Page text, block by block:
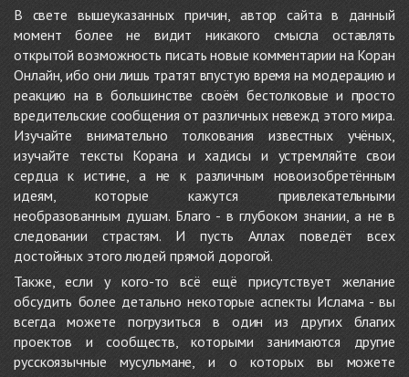
В свете вышеуказанных причин, автор сайта в данный
момент более не видит никакого смысла оставлять
открытой возможность писать новые комментарии на Коран
Онлайн, ибо они лишь тратят впустую время на модерацию и
реакцию на в большинстве своём бестолковые и просто
вредительские сообщения от различных невежд этого мира.
Изучайте внимательно толкования известных учёных,
изучайте тексты Корана и хадисы и устремляйте свои
сердца к истине, а не к различным новоизобретённым
идеям, которые кажутся привлекательными
необразованным душам. Благо - в глубоком знании, а не в
следовании страстям. И пусть Аллах поведёт всех
достойных этого людей прямой дорогой.
Также, если у кого-то всё ещё присутствует желание
обсудить более детально некоторые аспекты Ислама - вы
всегда можете погрузиться в один из других благих
проектов и сообществ, которыми занимаются другие
русскоязычные мусульмане, и о которых вы можете